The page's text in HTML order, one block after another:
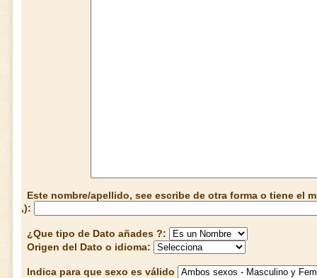
Este nombre/apellido, see escribe de otra forma o tiene el
,):
¿Que tipo de Dato añades ?:
Origen del Dato o idioma:
Indica para que sexo es válido